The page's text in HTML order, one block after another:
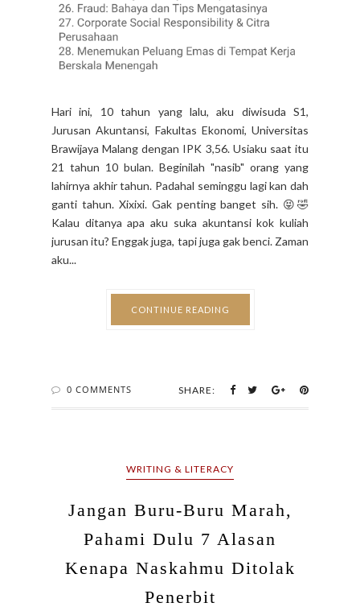
21 tahun 10 bulan. Beginilah "nasib" orang yang
lahirnya akhir tahun. Padahal seminggu lagi kan dah
ganti tahun. Xixixi. Gak penting banget sih. 😝🤣
Kalau ditanya apa aku suka akuntansi kok kuliah
CONTINUE READING
0 COMMENTS
WRITING & LITERACY
Pahami Dulu 7 Alasan
Kenapa Naskahmu Ditolak
BY MIYOSI ARIEFIANSYAH (BUNDA TAKA) - OCTOBER 24,